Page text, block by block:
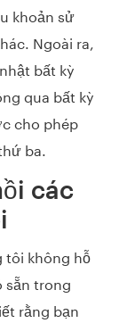
khoản sử
Ngoài ra,
bất kỳ
qua bất kỳ
cho phép
ba.
các
tôi không hỗ
sẵn trong
rằng bạn